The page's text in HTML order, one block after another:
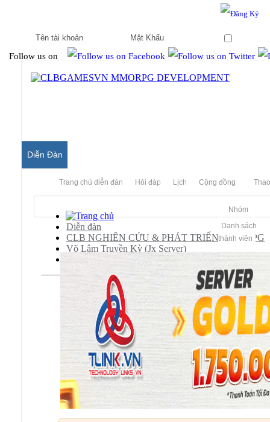
Follow us on
Diễn Đàn
Trang chủ diễn đàn Hỏi đáp Lịch Cộng đồng
Nhóm
Danh sách
thành viên
Diễn đàn
CLB NGHIÊN CỨU & PHÁT TRIỂN MMORPG
Võ Lâm Truyền Kỳ (Jx Server)
[JX]
Share Server Võ Lâm Ngạo Tuyết (Dev